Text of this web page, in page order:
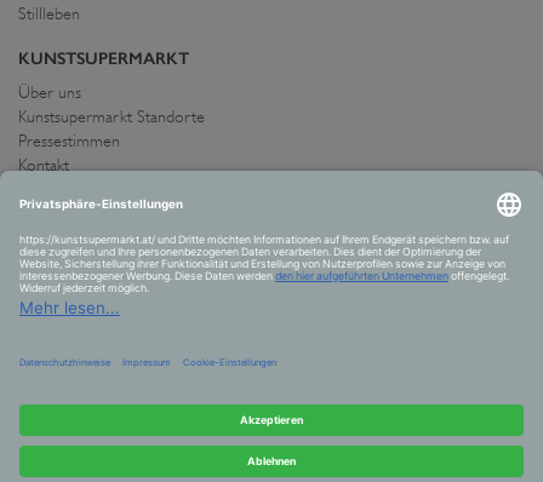
Stillleben
KUNSTSUPERMARKT
Über uns
Kunstsupermarkt Standorte
Pressestimmen
Kontakt
IMPRESSUM UND AGB
Allgemeine Geschäftsbedingungen
Widerrufsrecht
Datenschutzerklärung
Allgemeine Geschäftsbedingungen
Versand und Zahlung